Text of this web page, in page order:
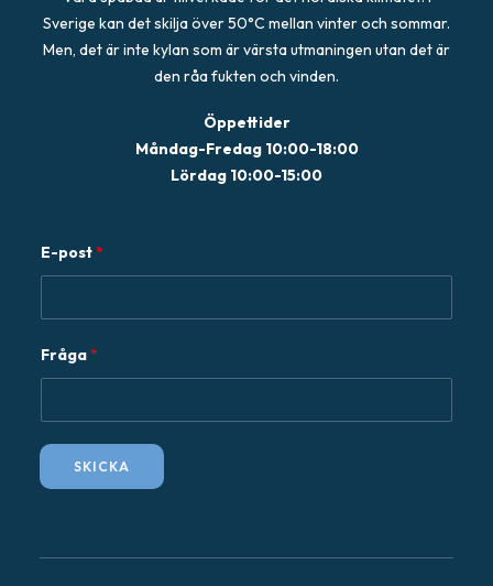
Sverige kan det skilja över 50°C mellan vinter och sommar.
Men, det är inte kylan som är värsta utmaningen utan det är
den råa fukten och vinden.
Öppettider
Måndag-Fredag 10:00-18:00
Lördag 10:00-15:00
o
s
t
r
å
g
E-post*
Fråga*
SKICKA